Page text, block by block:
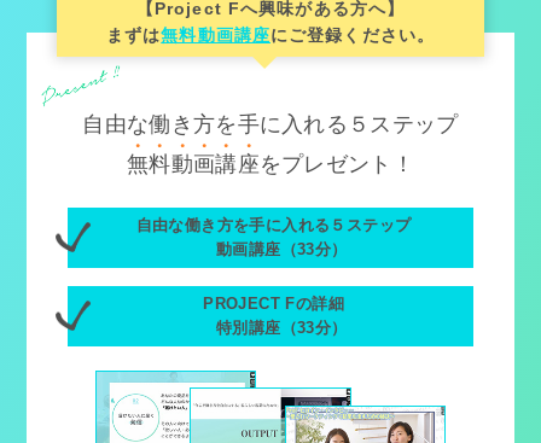
【Project Fへ興味がある方へ】
まずは無料動画講座にご登録ください。
自由な働き方を手に入れる５ステップ
無料動画講座をプレゼント！
自由な働き方を手に入れる５ステップ
動画講座（33分）
PROJECT Fの詳細
特別講座（33分）